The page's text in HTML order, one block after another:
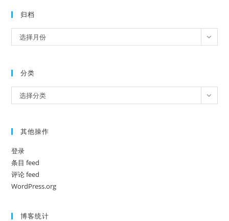
归档
档
选择月份
分类
类
选择分类
其他操作
登录
条目 feed
评论 feed
WordPress.org
博客统计